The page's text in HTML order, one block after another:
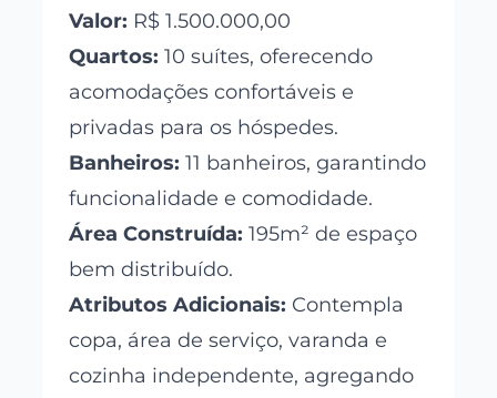
Valor: R$ 1.500.000,00
Quartos: 10 suítes, oferecendo
acomodações confortáveis e
privadas para os hóspedes.
Banheiros: 11 banheiros, garantindo
funcionalidade e comodidade.
Área Construída: 195m² de espaço
bem distribuído.
Atributos Adicionais: Contempla
copa, área de serviço, varanda e
cozinha independente, agregando